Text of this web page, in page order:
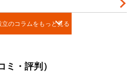
立のコラムをもっと見る
ミ・評判）